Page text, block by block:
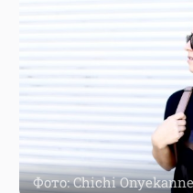
Фото: Chichi